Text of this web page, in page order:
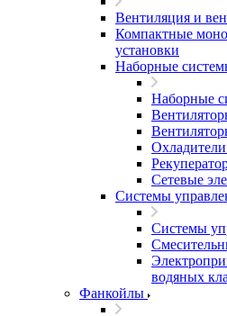
Вентиляция и
Компактные
установки
Наборные
Наборные
Охладители
Сетевые
Системы
Системы
водяных
Фанкойлы